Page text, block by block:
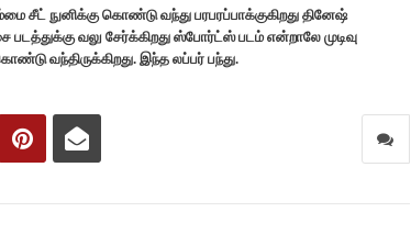
சீட் நுனிக்கு கொண்டு வந்து பரபரப்பாக்குகிறது தினேஷ்
வலு சேர்க்கிறது ஸ்போர்ட்ஸ் படம் என்றாலே முடிவு
வந்திருக்கிறது. இந்த லப்பர் பந்து.